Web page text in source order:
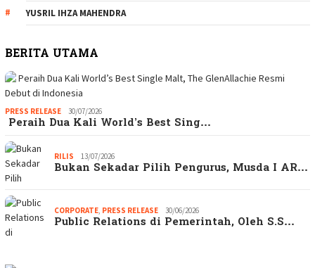
YUSRIL IHZA MAHENDRA
BERITA UTAMA
PRESS RELEASE 30/07/2026
Peraih Dua Kali World’s Best Sing…
RILIS 13/07/2026
Bukan Sekadar Pilih Pengurus, Musda I AR…
CORPORATE, PRESS RELEASE 30/06/2026
Public Relations di Pemerintah, Oleh S.S…